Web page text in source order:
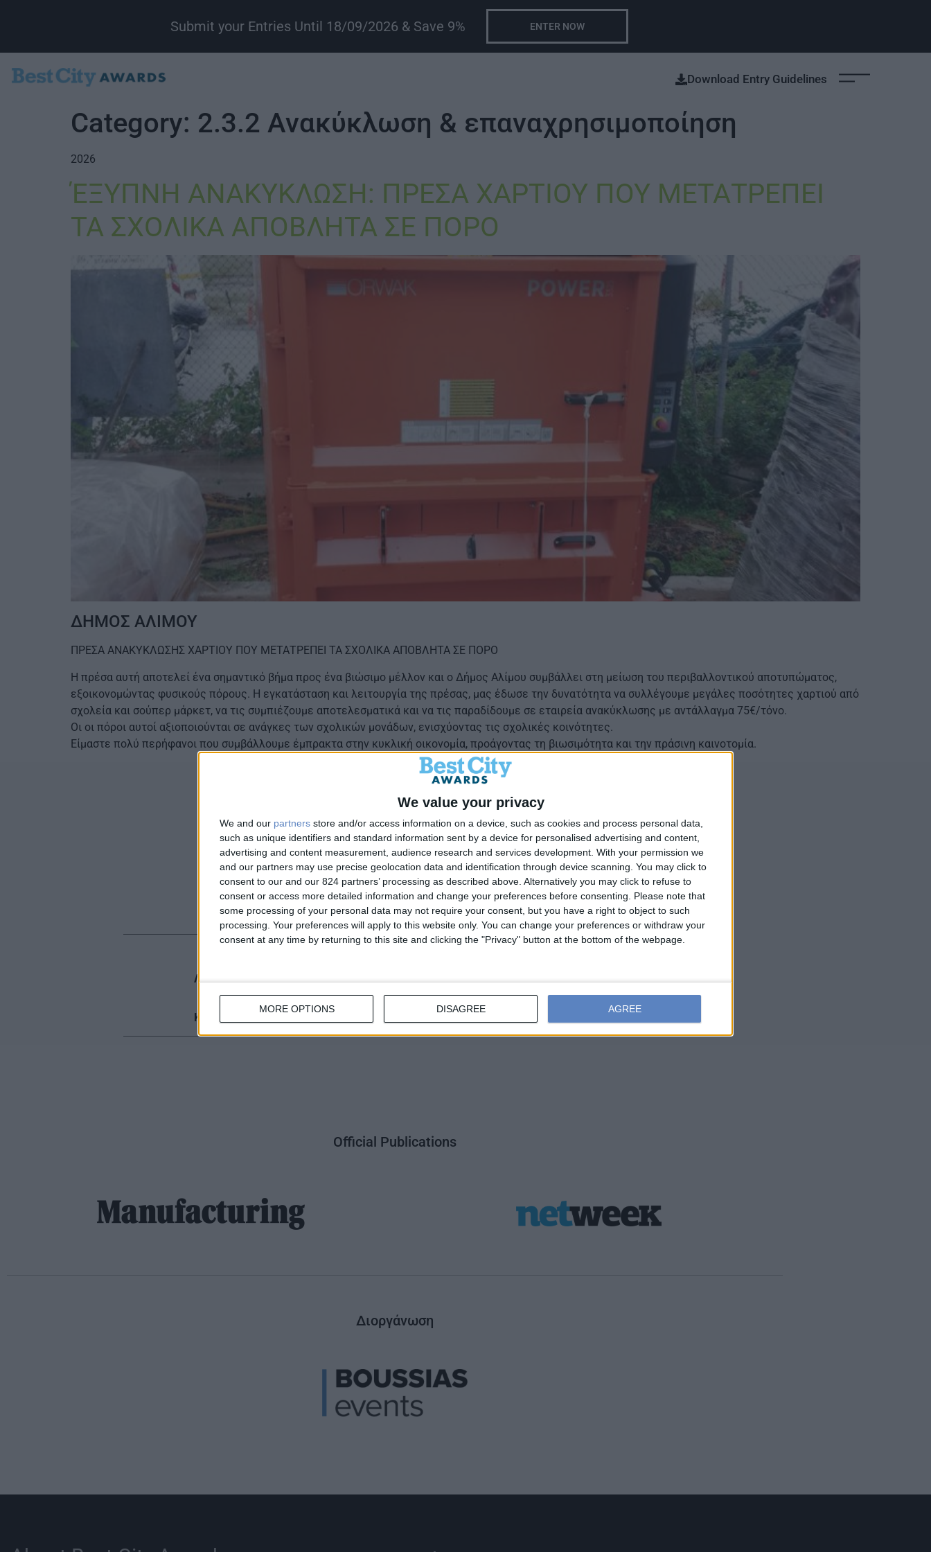
We value your privacy
We and our partners store and/or access information on a device, such as cookies and process personal data,
such as unique identifiers and standard information sent by a device for personalised advertising and content,
advertising and content measurement, audience research and services development. With your permission we
and our partners may use precise geolocation data and identification through device scanning. You may click to
consent to our and our 824 partners’ processing as described above. Alternatively you may click to refuse to
consent or access more detailed information and change your preferences before consenting.
Please note that
some processing of your personal data may not require your consent, but you have a right to object to such
processing. Your preferences will apply to this website only. You can change your preferences or withdraw your
consent at any time by returning to this site and clicking the "Privacy" button at the bottom of the webpage.
MORE OPTIONS DISAGREE AGREE
Submit your Entries Until 18/09/2026 & Save 9% ENTER NOW
Download Entry Guidelines
Category: 2.3.2 Ανακύκλωση & επαναχρησιμοποίηση
2026
ΈΞΥΠΝΗ ΑΝΑΚΥΚΛΩΣΗ: ΠΡΕΣΑ ΧΑΡΤΙΟΥ ΠΟΥ ΜΕΤΑΤΡΕΠΕΙ
ΤΑ ΣΧΟΛΙΚΑ ΑΠΟΒΛΗΤΑ ΣΕ ΠΟΡΟ
ΔΗΜΟΣ ΑΛΙΜΟΥ
ΠΡΕΣΑ ΑΝΑΚΥΚΛΩΣΗΣ ΧΑΡΤΙΟΥ ΠΟΥ ΜΕΤΑΤΡΕΠΕΙ ΤΑ ΣΧΟΛΙΚΑ ΑΠΟΒΛΗΤΑ ΣΕ ΠΟΡΟ
Η πρέσα αυτή αποτελεί ένα σημαντικό βήμα προς ένα βιώσιμο μέλλον και ο Δήμος Αλίμου συμβάλλει στη μείωση του περιβαλλοντικού αποτυπώματος,
εξοικονομώντας φυσικούς πόρους. Η εγκατάσταση και λειτουργία της πρέσας, μας έδωσε την δυνατότητα να συλλέγουμε μεγάλες ποσότητες χαρτιού από
σχολεία και σούπερ μάρκετ, να τις συμπιέζουμε αποτελεσματικά και να τις παραδίδουμε σε εταιρεία ανακύκλωσης με αντάλλαγμα 75€/τόνο.
Οι οι πόροι αυτοί αξιοποιούνται σε ανάγκες των σχολικών μονάδων, ενισχύοντας τις σχολικές κοινότητες.
Είμαστε πολύ περήφανοι που συμβάλλουμε έμπρακτα στην κυκλική οικονομία, προάγοντας τη βιωσιμότητα και την πράσινη καινοτομία.
Επικοινωνήστε μαζί μας
Συμμετοχές
Χάρης Πορέτσης, T:217 7776 139, E: hporetsis@boussias.com
Λίζα Αντωνιάδη,Τ:217 7776 158,M:6932 612 707,E: lantoniadi@boussias.com
Θάνος Θώμος,Τ:217 7776 322,M: 6987 523 679,E: tthomos@boussias.com
Κατερίνα Λιοδάκη
Official Publications
Διοργάνωση